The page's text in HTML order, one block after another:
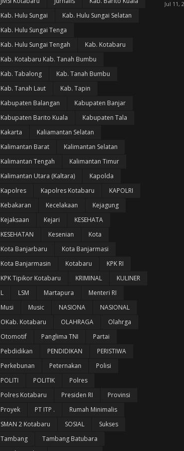
Kab. Hulu Sungai
Kab. Hulu Sungai Selatan
Kab. Hulu Sungai Tenga
Kab. Hulu Sungai Tengah
Kab. Kotabaru
Kab. Kotabaru Kab. Tanah Bumbu
Kab. Tabalong
Kab. Tanah Bumbu
Kab. Tanah Laut
Kab. Tapin
Kabupaten Balangan
Kabupaten Banjar
Kabupaten Barito Kuala
Kabupaten Tala
Kakarta
Kaliamantan Selatan
Kalimantan Barat
Kalimantan Selatan
Kalimantan Tengah
Kalimantan Timur
Kalimantan Utara (Kaltara)
Kapolda
Kapolres
Kapolres Kotabaru
KAPOLRI
Kebakaran
Kecelakaan
Kejagung
Kejaksaan
Kejari
KESEHATA
KESEHATAN
Kesenian
Kota
Kota Banjarbaru
Kota Banjarmasi
Kota Banjarmasin
Kotabaru
KPK RI
KPK Tipikor Kotabaru
KRIMINAL
KULINER
L
LSM Martapura
Menteri RI
Musi
Music NASIONA
NASIONAL
OKab. Kotabaru
OLAHRAGA
Olahrga
Otomotif
Panglima TNI
Partai
Pebdidikan
PENDIDIKAN
PERISTIWA
Perkebunan
Peternakan
Polisi
POLITI
POLITIK
Polres
Polres Kotabaru
Presiden RI
Provinsi
Proyek
PT ITP .
Rumah Minimalis
SMAN 2 Kotabaru
SOSIAL
Sukses
Tambang
Tambang Batubara
Jul 11,